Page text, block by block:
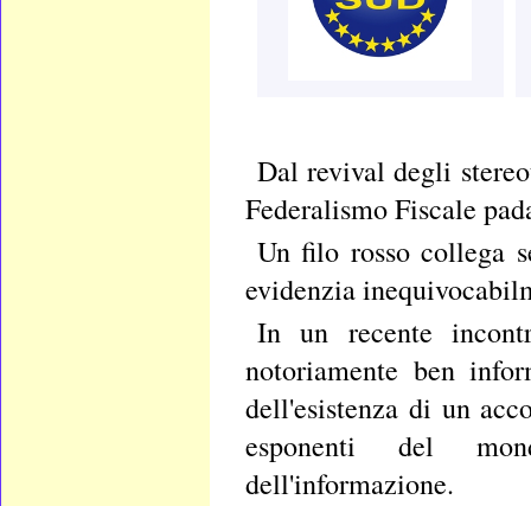
Dal revival degli
Federalismo Fiscale
Un filo rosso collega
evidenzia
In un recente
notoriamente ben
dell'esistenza di un
esponenti del
dell'informazione.